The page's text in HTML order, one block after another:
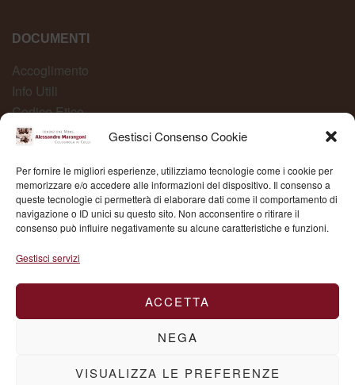
Gestisci Consenso Cookie
Per fornire le migliori esperienze, utilizziamo tecnologie come i cookie per
memorizzare e/o accedere alle informazioni del dispositivo. Il consenso a
queste tecnologie ci permetterà di elaborare dati come il comportamento di
navigazione o ID unici su questo sito. Non acconsentire o ritirare il
consenso può influire negativamente su alcune caratteristiche e funzioni.
Gestisci servizi
ACCETTA
NEGA
VISUALIZZA LE PREFERENZE
DOCUMENTI
Accoglimento
Info Utili
Codice Etico
Carta dei Servizi
Whistleblowing
Fond. Mons. Alessandro Marangoni © 2025 | P.IVA